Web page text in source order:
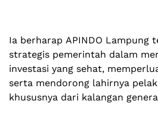
Ia berharap APINDO Lampung
strategis pemerintah dalam
investasi yang sehat,
serta mendorong lahirnya
khususnya dari kalangan